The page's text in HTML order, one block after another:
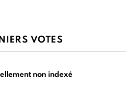
VOTES
non indexé